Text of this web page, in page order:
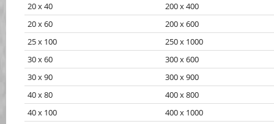
20 x 40
200 x 400
20 x 60
200 x 600
25 x 100
250 x 1000
30 x 60
300 x 600
30 x 90
300 x 900
40 x 80
400 x 800
40 x 100
400 x 1000